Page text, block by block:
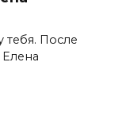
тебя. После